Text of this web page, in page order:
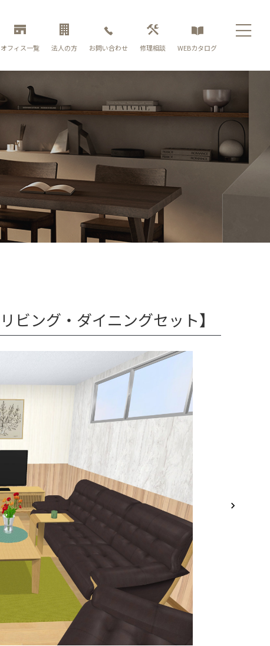
オフィス一覧 法人の方 お問い合わせ 修理相談 WEBカタログ
ング・ダイニングセット】